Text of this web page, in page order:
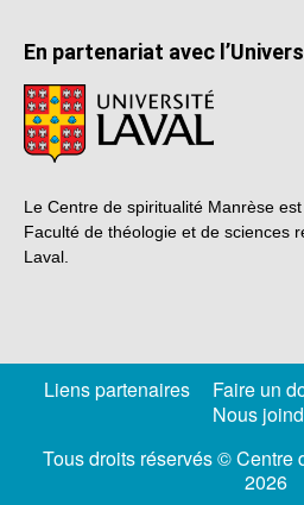
En partenariat avec
Le Centre de spiritualité Manrèse
Faculté de théologie et de sciences
Laval.
Liens partenaires Faire un
Nous
Tous droits réservés © Centre
2026